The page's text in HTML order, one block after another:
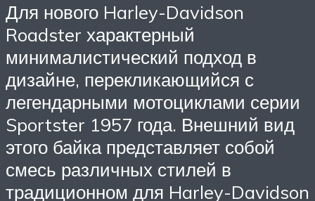
Для нового Harley-Davidson
Roadster характерный
минималистический подход в
дизайне, перекликающийся с
легендарными мотоциклами серии
Sportster 1957 года. Внешний вид
этого байка представляет собой
смесь различных стилей в
традиционном для Harley-Davidson